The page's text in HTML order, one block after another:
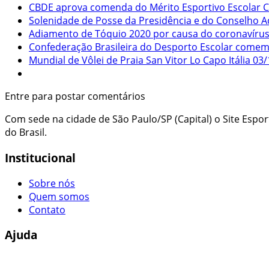
CBDE aprova comenda do Mérito Esportivo
Solenidade de Posse da Presidência e do Conselho
Adiamento de Tóquio 2020 por causa do
Confederação Brasileira do Desporto Escolar
Mundial de Vôlei de Praia San Vitor Lo Capo Itália
Entre para postar comentários
Com sede na cidade de São Paulo/SP (Capital) o Site
do Brasil.
Institucional
Sobre nós
Quem somos
Contato
Ajuda